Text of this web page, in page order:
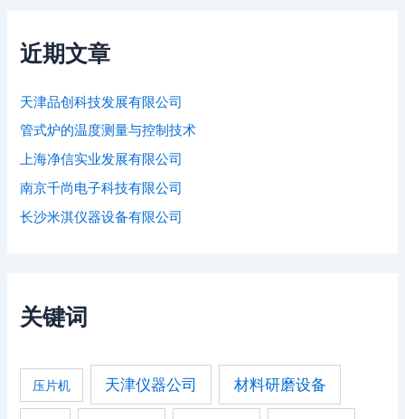
近期文章
天津品创科技发展有限公司
管式炉的温度测量与控制技术
上海净信实业发展有限公司
南京千尚电子科技有限公司
长沙米淇仪器设备有限公司
关键词
压片机 天津仪器公司 材料研磨设备